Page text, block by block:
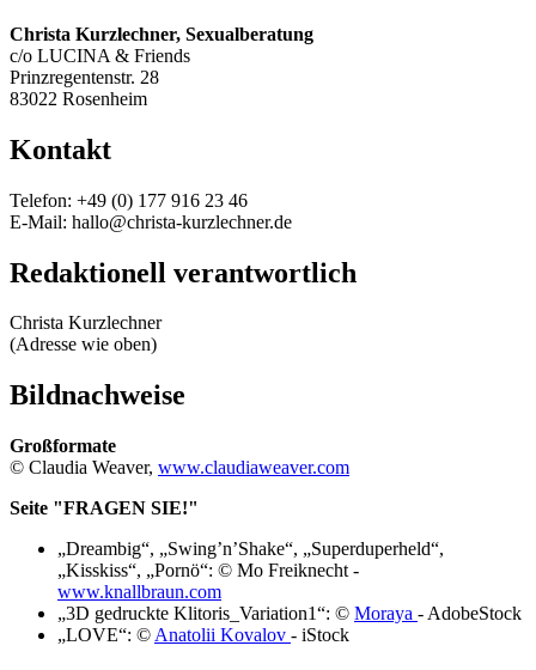
Christa Kurzlechner, Sexualberatung
c/o LUCINA & Friends
Prinzregentenstr. 28
83022 Rosenheim
Kontakt
Telefon: +49 (0) 177 916 23 46
E-Mail: hallo@christa-kurzlechner.de
Redaktionell verantwortlich
Christa Kurzlechner
(Adresse wie oben)
Bildnachweise
Großformate
© Claudia Weaver, www.claudiaweaver.com
Seite "FRAGEN SIE!"
„Dreambig“, „Swing’n’Shake“, „Superduperheld“,
„Kisskiss“, „Pornö“: © Mo Freiknecht -
www.knallbraun.com
„3D gedruckte Klitoris_Variation1“: © Moraya - AdobeStock
„LOVE“: © Anatolii Kovalov - iStock